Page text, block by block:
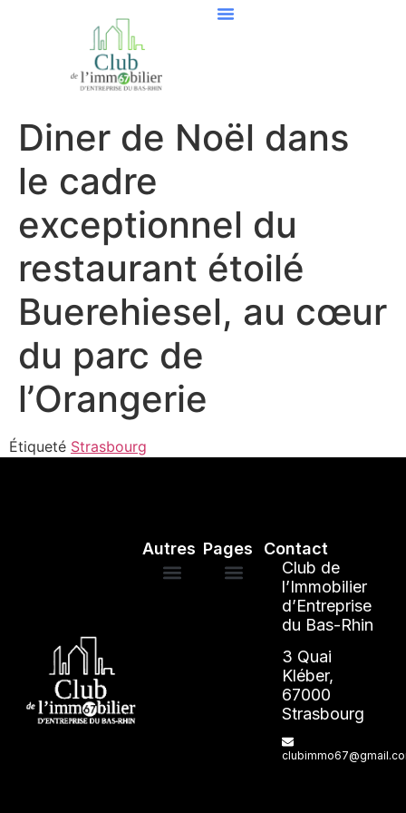
Diner de Noël dans
le cadre
exceptionnel du
restaurant étoilé
Buerehiesel, au cœur
du parc de
l’Orangerie
Étiqueté Strasbourg
Pages
Autres
Contact
Club de
l’Immobilier
d’Entreprise
du Bas-Rhin
3 Quai
Kléber,
67000
Strasbourg